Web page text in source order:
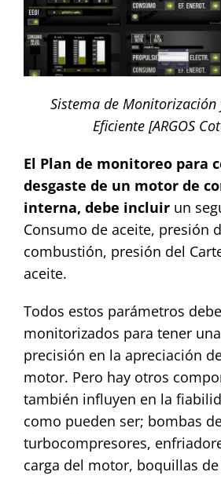
Sistema de Monitorización
Eficiente [ARGOS
El Plan de monitoreo para
desgaste de un motor de
interna, debe incluirun
Consumo de aceite, presión
combustión, presión del
aceite.
Todos estos parámetros
monitorizados para tener
precisión en la apreciación
motor. Pero hay otros
también influyen en la
como pueden ser; bombas
turbocompresores,
carga del motor, boquillas